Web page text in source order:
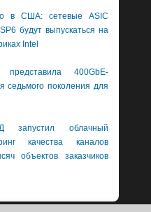
в США: сетевые ASIC
будут выпускаться на
Intel
представила 400GbE-
седьмого поколения для
запустил облачный
качества каналов
объектов заказчиков